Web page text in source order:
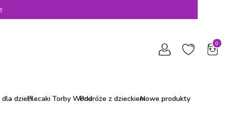
dzieciPlecaki Torby WorkiPodróże z dzieckiemNowe produkty